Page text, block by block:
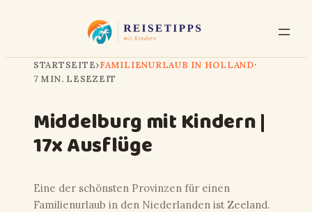
STARTSEITE›FAMILIENURLAUB IN HOLLAND·
7 MIN. LESEZEIT
Middelburg mit Kindern |
17x Ausflüge
Eine der schönsten Provinzen für einen
Familienurlaub in den Niederlanden ist Zeeland.